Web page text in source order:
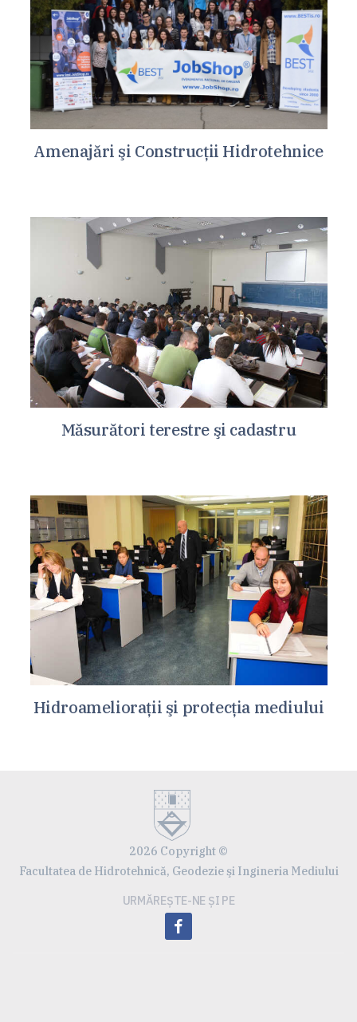
Amenajări şi Construcţii Hidrotehnice
Măsurători terestre şi cadastru
Hidroamelioraţii şi protecţia mediului
2026 Copyright ©
Facultatea de Hidrotehnică, Geodezie şi Ingineria Mediului
URMĂREȘTE-NE ȘI PE
facebook